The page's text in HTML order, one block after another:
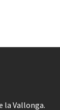
la Vallonga.